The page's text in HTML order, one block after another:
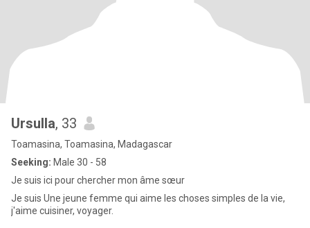
Ursulla, 33
Toamasina, Toamasina, Madagascar
Seeking: Male 30 - 58
Je suis ici pour chercher mon âme sœur
Je suis Une jeune femme qui aime les choses simples de la vie,
j'aime cuisiner, voyager.